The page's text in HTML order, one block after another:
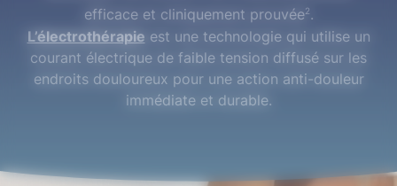
efficace et cliniquement prouvée2.
L’électrothérapie est une technologie qui utilise un
courant électrique de faible tension diffusé sur les
endroits douloureux pour une action anti-douleur
immédiate et durable.